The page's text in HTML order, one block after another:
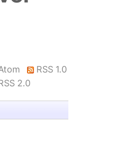
RSS 1.0
2.0